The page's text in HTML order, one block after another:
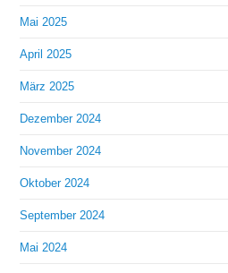
Mai 2025
April 2025
März 2025
Dezember 2024
November 2024
Oktober 2024
September 2024
Mai 2024